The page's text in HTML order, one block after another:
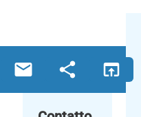
email share open_in_browser